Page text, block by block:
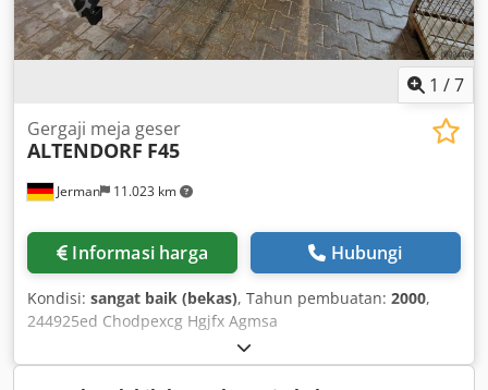
1 /7
Jerman 11.023 km
Gergaji meja geser
ALTENDORF F45
Informasi harga Hubungi
Kondisi: sangat baik (bekas), Tahun pembuatan: 2000,
244925ed Chodpexcg Hgjfx Agmsa